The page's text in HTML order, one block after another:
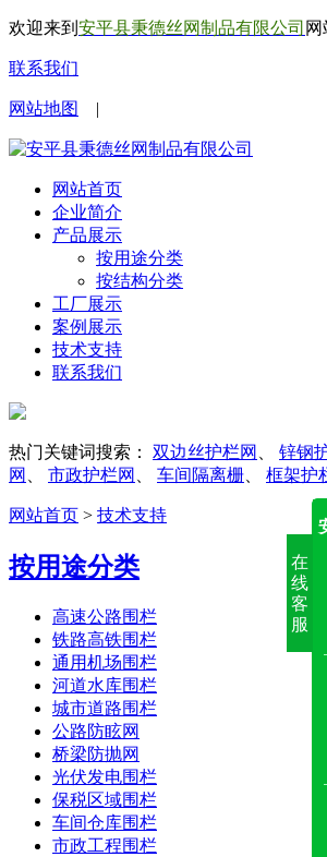
欢迎来到 安平县秉德丝网制品有限公司 网
联系我们
网站地图 |
网站首页
企业简介
产品展示
按用途分类
按结构分类
工厂展示
案例展示
技术支持
联系我们
热门关键词搜索： 双边丝护栏网 锌钢
网
市政护栏网 车间隔离栅 框架护
网站首页 > 技术支持
按用途分类
高速公路围栏
铁路高铁围栏
通用机场围栏
河道水库围栏
城市道路围栏
公路防眩网
桥梁防抛网
光伏发电围栏
保税区域围栏
车间仓库围栏
市政工程围栏
在
线
客
服